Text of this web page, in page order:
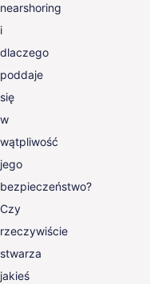
nearshoring
i
dlaczego
poddaje
się
w
wątpliwość
jego
bezpieczeństwo?
Czy
rzeczywiście
stwarza
jakieś